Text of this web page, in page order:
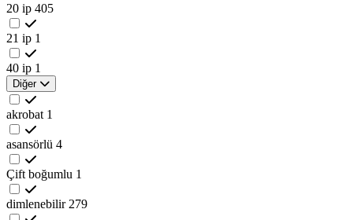
20 ip 405
21 ip 1
40 ip 1
Diğer
akrobat 1
asansörlü 4
Çift boğumlu 1
dimlenebilir 279